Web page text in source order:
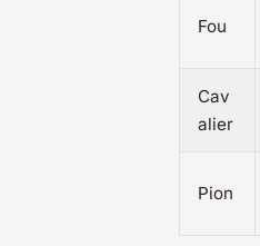
Fou
Cav
alier
Pion